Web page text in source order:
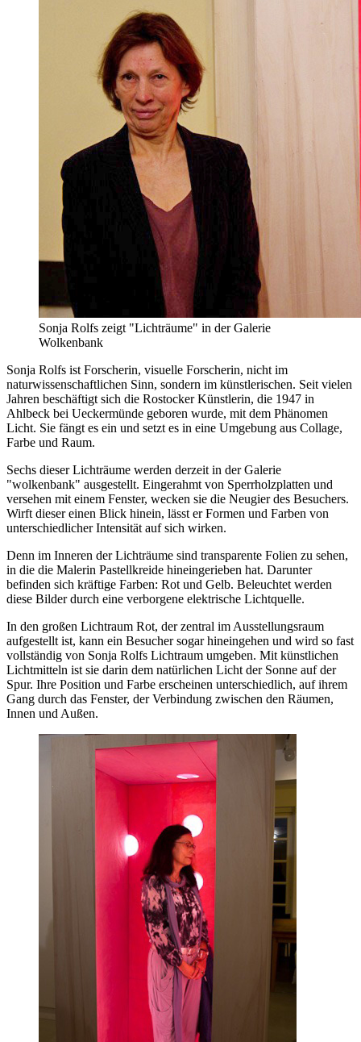
Sonja Rolfs zeigt "Lichträume" in der Galerie
Wolkenbank
Sonja Rolfs ist Forscherin, visuelle Forscherin, nicht im
naturwissenschaftlichen Sinn, sondern im künstlerischen. Seit vielen
Jahren beschäftigt sich die Rostocker Künstlerin, die 1947 in
Ahlbeck bei Ueckermünde geboren wurde, mit dem Phänomen
Licht. Sie fängt es ein und setzt es in eine Umgebung aus Collage,
Farbe und Raum.
Sechs dieser Lichträume werden derzeit in der Galerie
"wolkenbank" ausgestellt. Eingerahmt von Sperrholzplatten und
versehen mit einem Fenster, wecken sie die Neugier des Besuchers.
Wirft dieser einen Blick hinein, lässt er Formen und Farben von
unterschiedlicher Intensität auf sich wirken.
Denn im Inneren der Lichträume sind transparente Folien zu sehen,
in die die Malerin Pastellkreide hineingerieben hat. Darunter
befinden sich kräftige Farben: Rot und Gelb. Beleuchtet werden
diese Bilder durch eine verborgene elektrische Lichtquelle.
In den großen Lichtraum Rot, der zentral im Ausstellungsraum
aufgestellt ist, kann ein Besucher sogar hineingehen und wird so fast
vollständig von Sonja Rolfs Lichtraum umgeben. Mit künstlichen
Lichtmitteln ist sie darin dem natürlichen Licht der Sonne auf der
Spur. Ihre Position und Farbe erscheinen unterschiedlich, auf ihrem
Gang durch das Fenster, der Verbindung zwischen den Räumen,
Innen und Außen.